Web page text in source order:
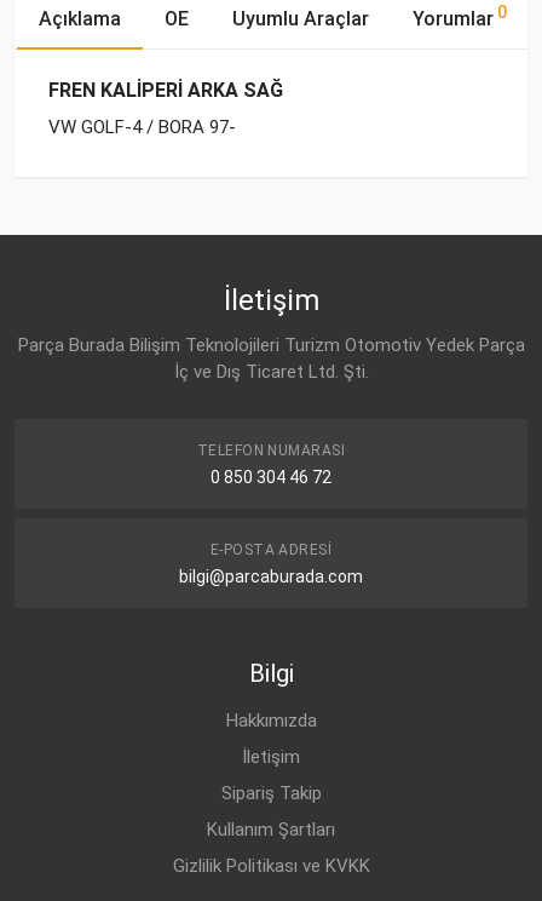
Açıklama OE Uyumlu Araçlar Yorumlar 0
FREN KALİPERİ ARKA SAĞ
VW GOLF-4 / BORA 97-
İletişim
Parça Burada Bilişim Teknolojileri Turizm Otomotiv Yedek Parça
İç ve Dış Ticaret Ltd. Şti.
TELEFON NUMARASI
0 850 304 46 72
E-POSTA ADRESI
bilgi@parcaburada.com
Bilgi
Hakkımızda
İletişim
Sipariş Takip
Kullanım Şartları
Gizlilik Politikası ve KVKK